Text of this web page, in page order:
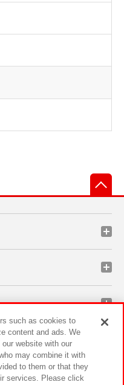
such as cookies to
content and ads. We
website with our
may combine it with
to them or that they
services. Please click